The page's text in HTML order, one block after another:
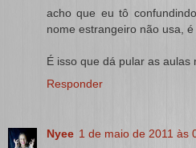
acho que eu tô
nome estrangeiro não usa,
É isso que dá pular as aulas
Responder
Nyee 1 de maio de 2011 às